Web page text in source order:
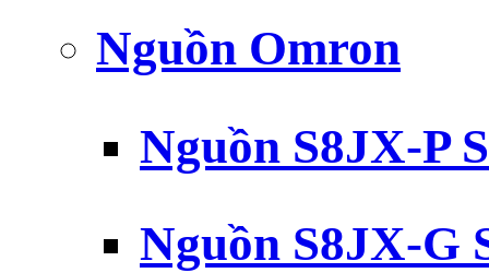
Nguồn Omron
Nguồn S8JX-P
Nguồn S8JX-G